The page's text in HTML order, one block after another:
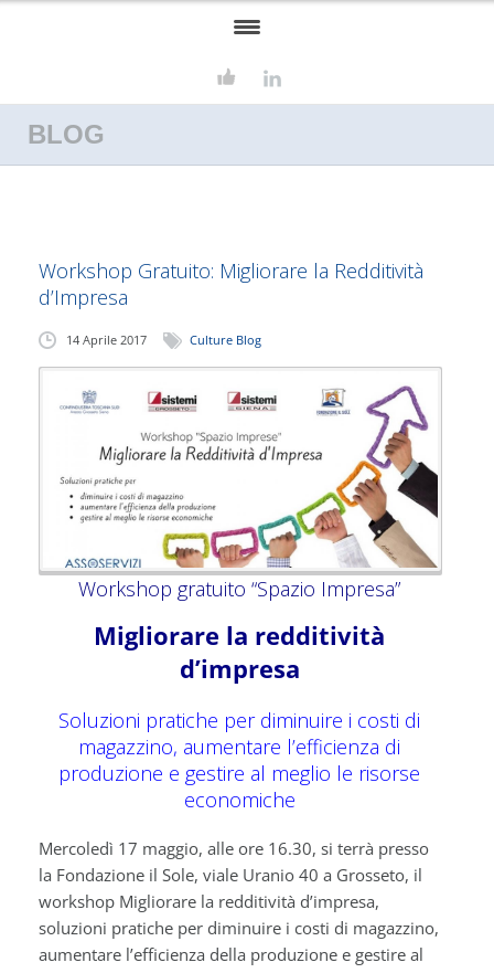
ASSOSERVIZI
CONSULENZA AZIENDALE
EUROPROGETTAZIONE
LAVORA CON NOI
BLOG
Workshop Gratuito: Migliorare la Redditività
d’Impresa
14 Aprile 2017 Culture Blog
Workshop gratuito “Spazio Impresa”
Migliorare la redditività
d’impresa
Soluzioni pratiche per diminuire i costi di
magazzino, aumentare l’efficienza di
produzione e gestire al meglio le risorse
economiche
Mercoledì 17 maggio, alle ore 16.30, si terrà presso
la Fondazione il Sole, viale Uranio 40 a Grosseto, il
workshop Migliorare la redditività d’impresa,
soluzioni pratiche per diminuire i costi di magazzino,
aumentare l’efficienza della produzione e gestire al